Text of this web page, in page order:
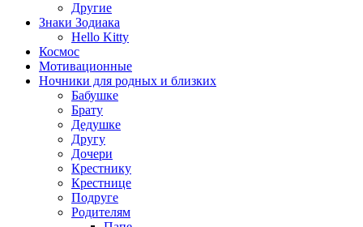
Другие
Знаки Зодиака
Hello Kitty
Космос
Мотивационные
Ночники для родных и близких
Бабушке
Брату
Дедушке
Другу
Дочери
Крестнику
Крестнице
Подруге
Родителям